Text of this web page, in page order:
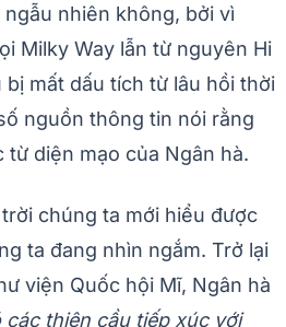
nhiên không, bởi vì
Milky Way lẫn từ nguyên Hi
mất dấu tích từ lâu hồi thời
nguồn thông tin nói rằng
diện mạo của Ngân hà.
chúng ta mới hiểu được
ta đang nhìn ngắm. Trở lại
viện Quốc hội Mĩ, Ngân hà
các thiên cầu tiếp xúc với